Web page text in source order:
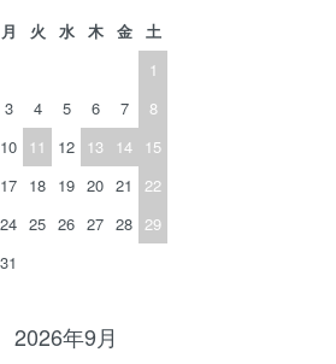
月 火 水 木 金
土
1
3 4 5 6 7
8
10 11 12 13 14
15
17 18 19 20 21
22
24 25 26 27 28 29
31
2026年9月